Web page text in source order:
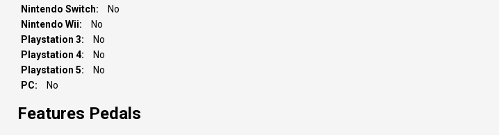
Nintendo Switch
No
Nintendo Wii
No
Playstation 3
No
Playstation 4
No
Playstation 5
No
PC
No
Features Pedals